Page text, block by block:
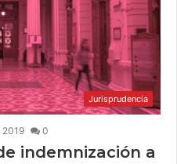
Jurisprudencia
2019 0
indemnización a